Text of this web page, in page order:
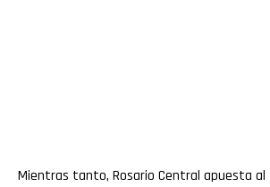
Mientras tanto, Rosario Central apuesta